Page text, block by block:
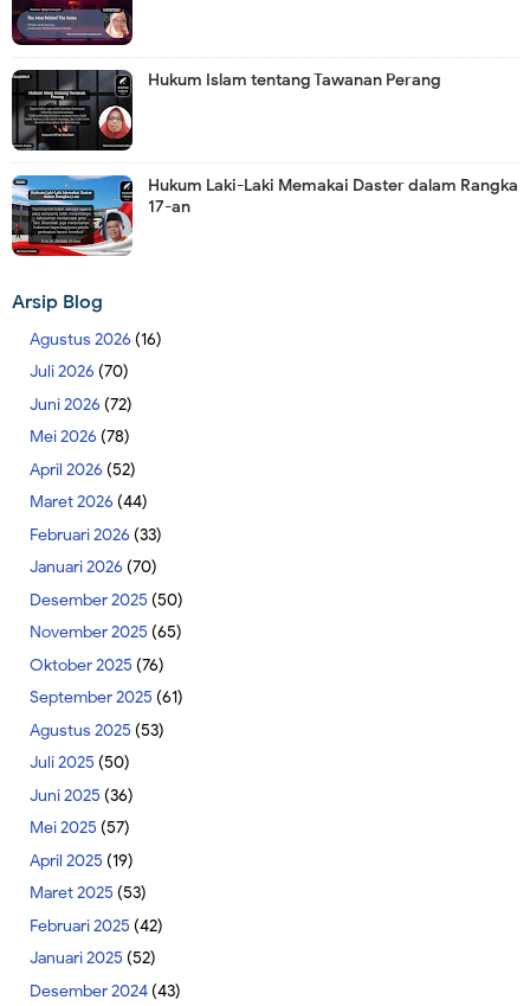
Hukum Islam tentang Tawanan Perang
Hukum Laki-Laki Memakai Daster dalam Rangka
17-an
Arsip Blog
Agustus 2026 (16)
Juli 2026 (70)
Juni 2026 (72)
Mei 2026 (78)
April 2026 (52)
Maret 2026 (44)
Februari 2026 (33)
Januari 2026 (70)
Desember 2025 (50)
November 2025 (65)
Oktober 2025 (76)
September 2025 (61)
Agustus 2025 (53)
Juli 2025 (50)
Juni 2025 (36)
Mei 2025 (57)
April 2025 (19)
Maret 2025 (53)
Februari 2025 (42)
Januari 2025 (52)
Desember 2024(43)